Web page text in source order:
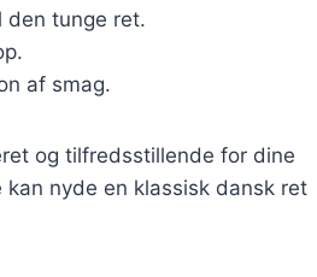
den tunge ret.
af smag.
og tilfredsstillende for dine
nyde en klassisk dansk ret